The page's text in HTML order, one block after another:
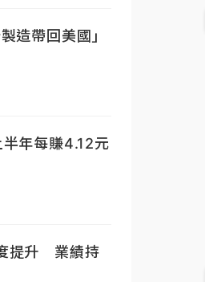
造帶回美國」
年每賺4.12元
提升 業績持